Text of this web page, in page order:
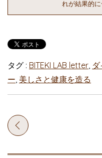
れが結果的に
タグ : BITEKI LAB letter
ー 美しさと健康を造る